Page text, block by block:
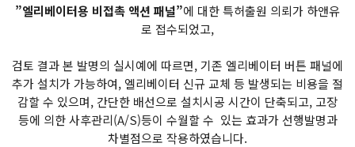
”엘리베이터용 비접촉 액션 패널”에 대한 특허출원 의뢰가 하앤유
로 접수되었고,
검토 결과 본 발명의 실시예에 따르면, 기존 엘리베이터 버튼 패널에
추가 설치가 가능하여, 엘리베이터 신규 교체 등 발생되는 비용을 절
감할 수 있으며, 간단한 배선으로 설치시공 시간이 단축되고, 고장
등에 의한 사후관리(A/S)등이 수월할 수 있는 효과가 선행발명과
차별점으로 작용하였습니다.